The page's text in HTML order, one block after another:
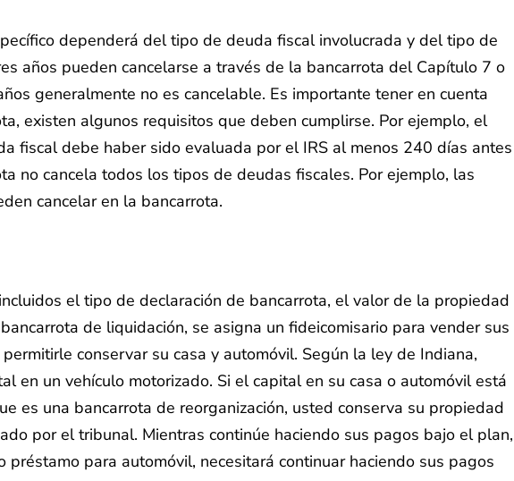
dependerá del tipo de deuda fiscal involucrada y del tipo de
años pueden cancelarse a través de la bancarrota del Capítulo 7 o
generalmente no es cancelable. Es importante tener en cuenta
existen algunos requisitos que deben cumplirse. Por ejemplo, el
fiscal debe haber sido evaluada por el IRS al menos 240 días antes
no cancela todos los tipos de deudas fiscales. Por ejemplo, las
cancelar en la bancarrota.
el tipo de declaración de bancarrota, el valor de la propiedad
de liquidación, se asigna un fideicomisario para vender sus
conservar su casa y automóvil. Según la ley de Indiana,
un vehículo motorizado. Si el capital en su casa o automóvil está
es una bancarrota de reorganización, usted conserva su propiedad
por el tribunal. Mientras continúe haciendo sus pagos bajo el plan,
para automóvil, necesitará continuar haciendo sus pagos